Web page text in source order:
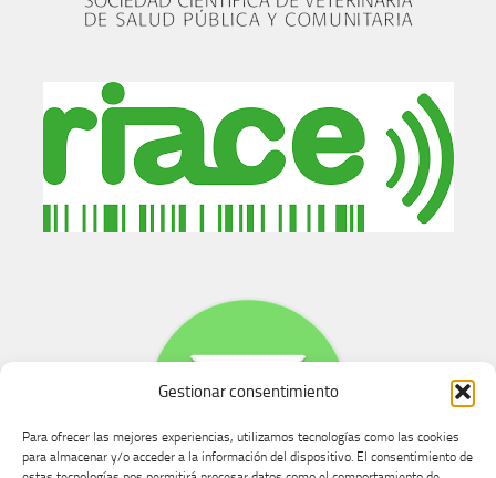
Gestionar consentimiento
Para ofrecer las mejores experiencias, utilizamos tecnologías como las cookies
para almacenar y/o acceder a la información del dispositivo. El consentimiento de